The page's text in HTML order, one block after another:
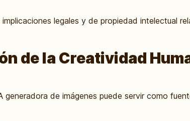
legales y de propiedad intelectual
de la Creatividad
generadora de imágenes puede servir como